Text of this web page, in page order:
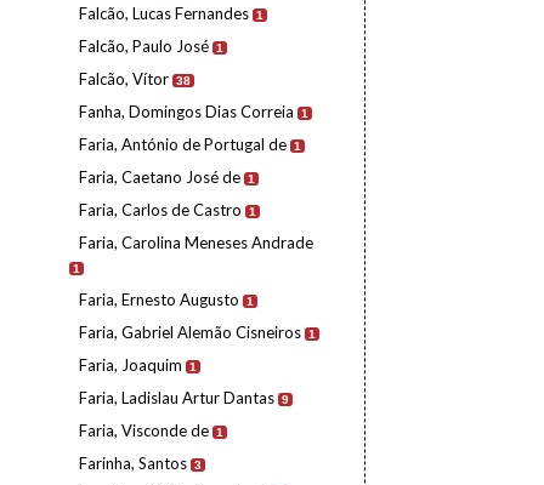
Falcão, Lucas Fernandes 1
Falcão, Paulo José 1
Falcão, Vítor 38
Fanha, Domingos Dias Correia 1
Faria, António de Portugal de 1
Faria, Caetano José de 1
Faria, Carlos de Castro 1
Faria, Carolina Meneses Andrade
1
Faria, Ernesto Augusto 1
Faria, Gabriel Alemão Cisneiros 1
Faria, Joaquim 1
Faria, Ladislau Artur Dantas 9
Faria, Visconde de 1
Farinha, Santos 3